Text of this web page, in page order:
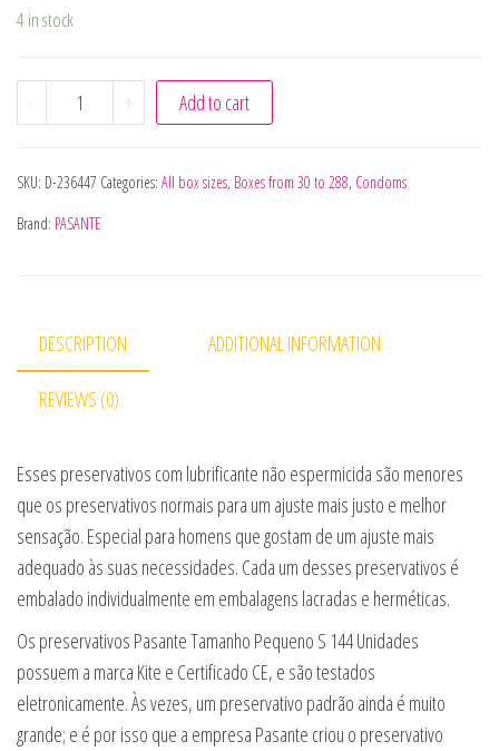
4 in stock
- PASANTE - PRESERVATIVOS TRIM CLOSER FIT CAJA 144
+ Add to cart
SKU: D-236447 Categories: All box sizes, Boxes from 30 to 288, Condoms
Brand: PASANTE
DESCRIPTION ADDITIONAL INFORMATION
REVIEWS (0)
Esses preservativos com lubrificante não espermicida são menores
que os preservativos normais para um ajuste mais justo e melhor
sensação. Especial para homens que gostam de um ajuste mais
adequado às suas necessidades. Cada um desses preservativos é
embalado individualmente em embalagens lacradas e herméticas.
Os preservativos Pasante Tamanho Pequeno S 144 Unidades
possuem a marca Kite e Certificado CE, e são testados
eletronicamente. Às vezes, um preservativo padrão ainda é muito
grande; e é por isso que a empresa Pasante criou o preservativo